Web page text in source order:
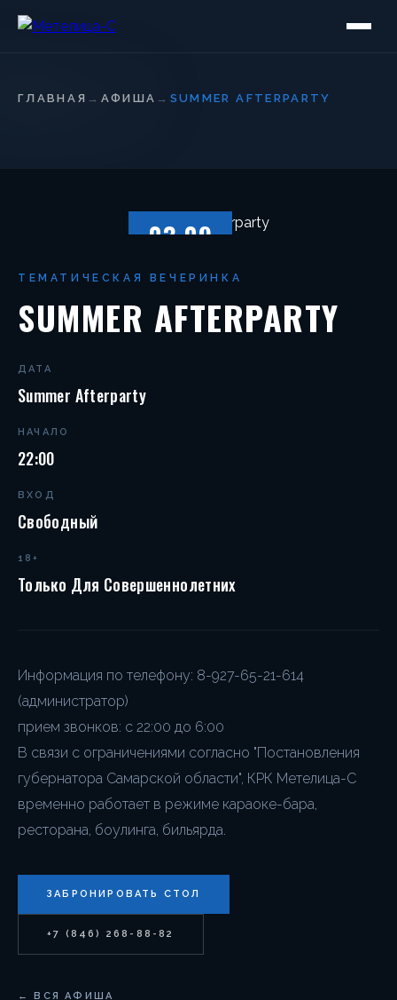
ГЛАВНАЯ → АФИША → SUMMER AFTERPARTY
03.09
ТЕМАТИЧЕСКАЯ ВЕЧЕРИНКА
SUMMER AFTERPARTY
ДАТА
Summer Afterparty
НАЧАЛО
22:00
ВХОД
Свободный
18+
Только Для Совершеннолетних
Информация по телефону: 8-927-65-21-614
(администратор)
прием звонков: c 22:00 до 6:00
В связи с ограничениями согласно "Постановления
губернатора Самарской области", КРК Метелица-С
временно работает в режиме караоке-бара,
ресторана, боулинга, бильярда.
ЗАБРОНИРОВАТЬ СТОЛ
+7 (846) 268-88-82
← ВСЯ АФИША